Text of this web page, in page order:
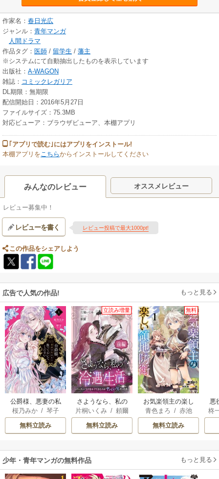
作家名： 春日光広
ジャンル： 青年マンガ
人間ドラマ
作品タグ： 医師 / 留学生 / 藩主
※システムにて自動抽出したものを表示しています
出版社： A-WAGON
雑誌： コミックレガリア
DL期限：無期限
配信開始日：2016年5月27日
ファイルサイズ：75.3MB
対応ビューア：ブラウザビューア、本棚アプリ
｢アプリで読む｣にはアプリをインストール!
本棚アプリを こちらからインストールしてください
みんなのレビュー オススメレビュー
レビュー募集中！
レビューを書く レビュー投稿で最大1000pt!
この作品をシェアしよう
広告で人気の作品! もっと見る
公爵様、悪妻の私
はもう放っておい
てください
桜乃みか/ 琴子
無料立読み
立読み増量
さようなら、私の
冷遇生活 ～パーテ
ィーで声をかけて
きたのがヤバい男
片桐いくみ / 頼爾
無料立読み
無料
お気楽領主の楽し
い領地防衛
青色まろ / 赤池
宗/転
無料立読み
悪
オ
柊
少年・青年マンガの無料作品 もっと見る